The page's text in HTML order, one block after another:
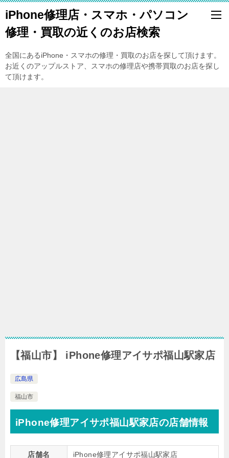
iPhone修理店・スマホ・パソコン
修理・買取の近くのお店検索
全国にあるiPhone・スマホの修理・買取のお店を探して頂けます。
お近くのアップルストア、スマホの修理店や携帯買取のお店を探し
て頂けます。
【福山市】 iPhone修理アイサポ福山駅家店
広島県
福山市
iPhone修理アイサポ福山駅家店の店舗情報
店舗名 iPhone修理アイサポ福山駅家店